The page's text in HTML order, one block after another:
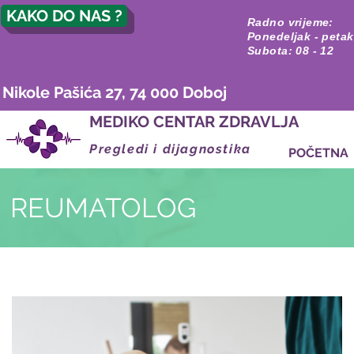
KAKO DO NAS ?
Radno vrijeme:
Ponedeljak -
Subota: 08 - 12
Nikole Pašića 27, 74 000 Doboj
MEDIKO CENTAR ZDRAVLJA
Pregledi i dijagnostika POČETNA
REUMATOLOG